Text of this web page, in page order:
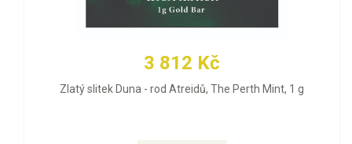
3 812 Kč
Zlatý slitek Duna - rod Atreidů, The Perth Mint, 1 g